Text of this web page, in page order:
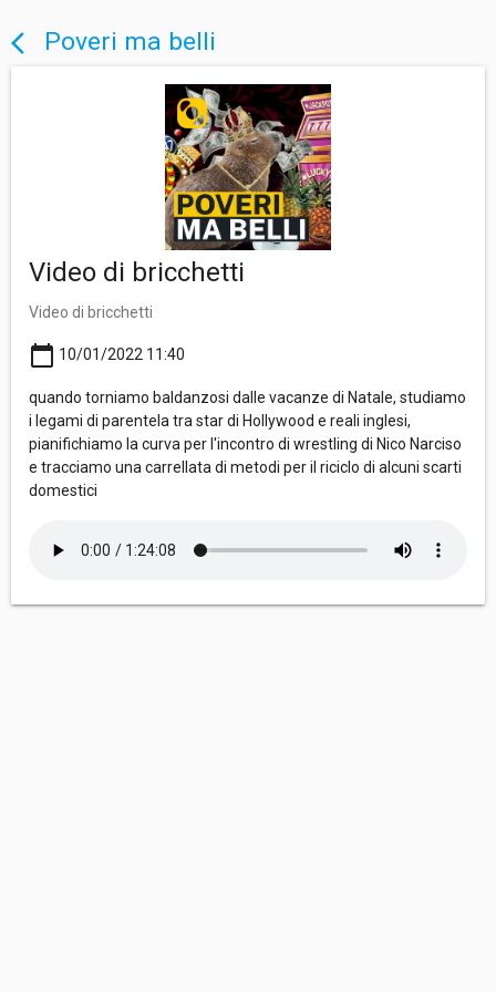
arrow_back_ios Poveri ma belli
Video di bricchetti
Video di bricchetti
calendar_today 10/01/2022 11:40
quando torniamo baldanzosi dalle vacanze di Natale, studiamo
i legami di parentela tra star di Hollywood e reali inglesi,
pianifichiamo la curva per l'incontro di wrestling di Nico Narciso
e tracciamo una carrellata di metodi per il riciclo di alcuni scarti
domestici